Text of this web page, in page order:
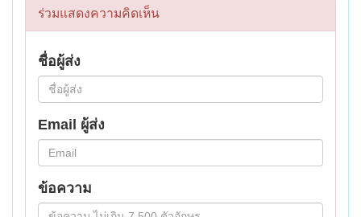
ร่วมแสดงความคิดเห็น
ชื่อผู้ส่ง
Email ผู้ส่ง
ข้อความ